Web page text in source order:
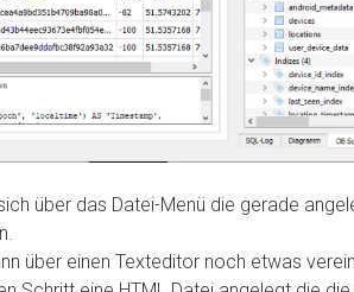
über das Datei-Menü die gerade
über einen Texteditor noch etwas